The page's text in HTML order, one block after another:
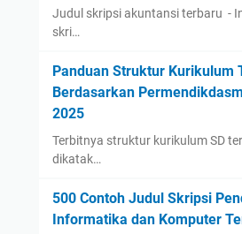
Judul skripsi akuntansi terbaru -
skri…
Panduan Struktur Kurikulum
Berdasarkan
2025
Terbitnya struktur kurikulum SD
dikatak…
500 Contoh Judul Skripsi
Informatika dan Komputer